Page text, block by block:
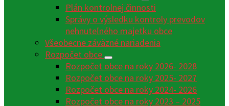
Plán kontrolnej činnosti
Správy o výsledku kontroly prevodov
nehnuteľného majetku obce
Všeobecne záväzné nariadenia
Rozpočet obce
Rozpočet obce na roky 2026- 2028
Rozpočet obce na roky 2025- 2027
Rozpočet obce na roky 2024- 2026
Rozpočet obce na roky 2023 – 2025